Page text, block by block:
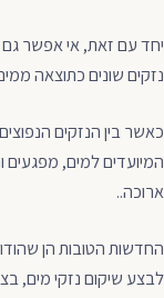
יחד עם זאת, אי אפשר
נזקים שונים כתוצאה
כאשר בין הנזקים
המיועדים למים, מפגעים
ארוכה..
החדשות הטובות הן
לבצע שיקום נזקי מים,